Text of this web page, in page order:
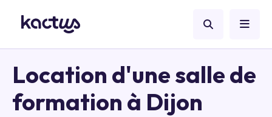
Location d'une salle de
formation à Dijon